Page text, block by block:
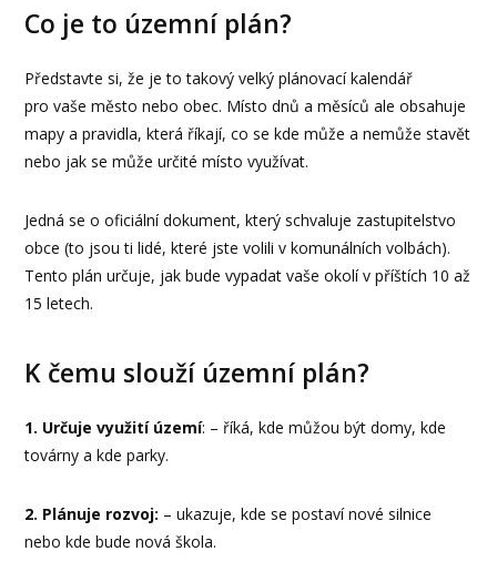
Co je to územní plán?
Představte si, že je to takový velký plánovací kalendář
pro vaše město nebo obec. Místo dnů a měsíců ale obsahuje
mapy a pravidla, která říkají, co se kde může a nemůže stavět
nebo jak se může určité místo využívat.
Jedná se o oficiální dokument, který schvaluje zastupitelstvo
obce (to jsou ti lidé, které jste volili v komunálních volbách).
Tento plán určuje, jak bude vypadat vaše okolí v příštích 10 až
15 letech.
K čemu slouží územní plán?
1. Určuje využití území: – říká, kde můžou být domy, kde
továrny a kde parky.
2. Plánuje rozvoj: – ukazuje, kde se postaví nové silnice
nebo kde bude nová škola.